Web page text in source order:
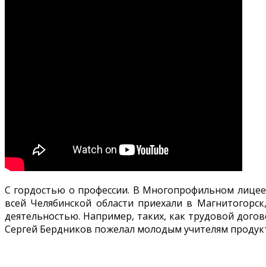
С гордостью о профессии. В Многопрофильном лицее
всей Челябинской области приехали в
деятельностью. Например, таких, как трудовой
Сергей Бердников пожелал молодым учителям